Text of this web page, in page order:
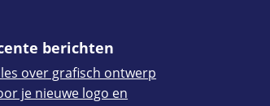
berichten
over grafisch ontwerp
je nieuwe logo en